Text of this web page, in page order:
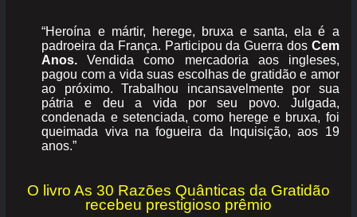
“Heroína e mártir, herege, bruxa e santa, ela é a
padroeira da França. Participou da Guerra dos Cem
Anos. Vendida como mercadoria aos ingleses,
pagou com a vida suas escolhas de gratidão e amor
ao próximo. Trabalhou incansavelmente por sua
pátria e deu a vida por seu povo. Julgada,
condenada e setenciada, como herege e bruxa, foi
queimada viva na fogueira da Inquisição, aos 19
anos.”
O livro As 30 Razões Quânticas da Gratidão
recebeu prestigioso prêmio